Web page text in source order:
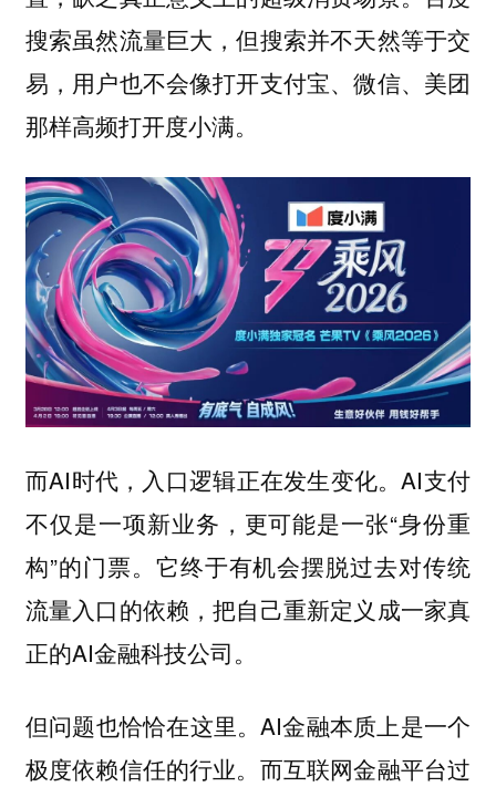
搜索虽然流量巨大，但搜索并不天然等于交
易，用户也不会像打开支付宝、微信、美团
那样高频打开度小满。
而AI时代，入口逻辑正在发生变化。AI支付
不仅是一项新业务，更可能是一张“身份重
构”的门票。它终于有机会摆脱过去对传统
流量入口的依赖，把自己重新定义成一家真
正的AI金融科技公司。
但问题也恰恰在这里。AI金融本质上是一个
极度依赖信任的行业。而互联网金融平台过